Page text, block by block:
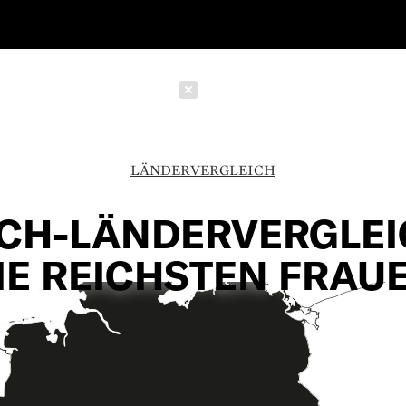
LÄNDERVERGLEICH
REICHSTEN